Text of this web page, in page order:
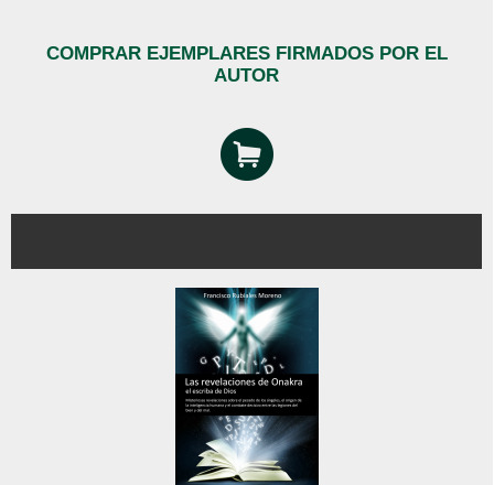
COMPRAR EJEMPLARES FIRMADOS POR EL
AUTOR